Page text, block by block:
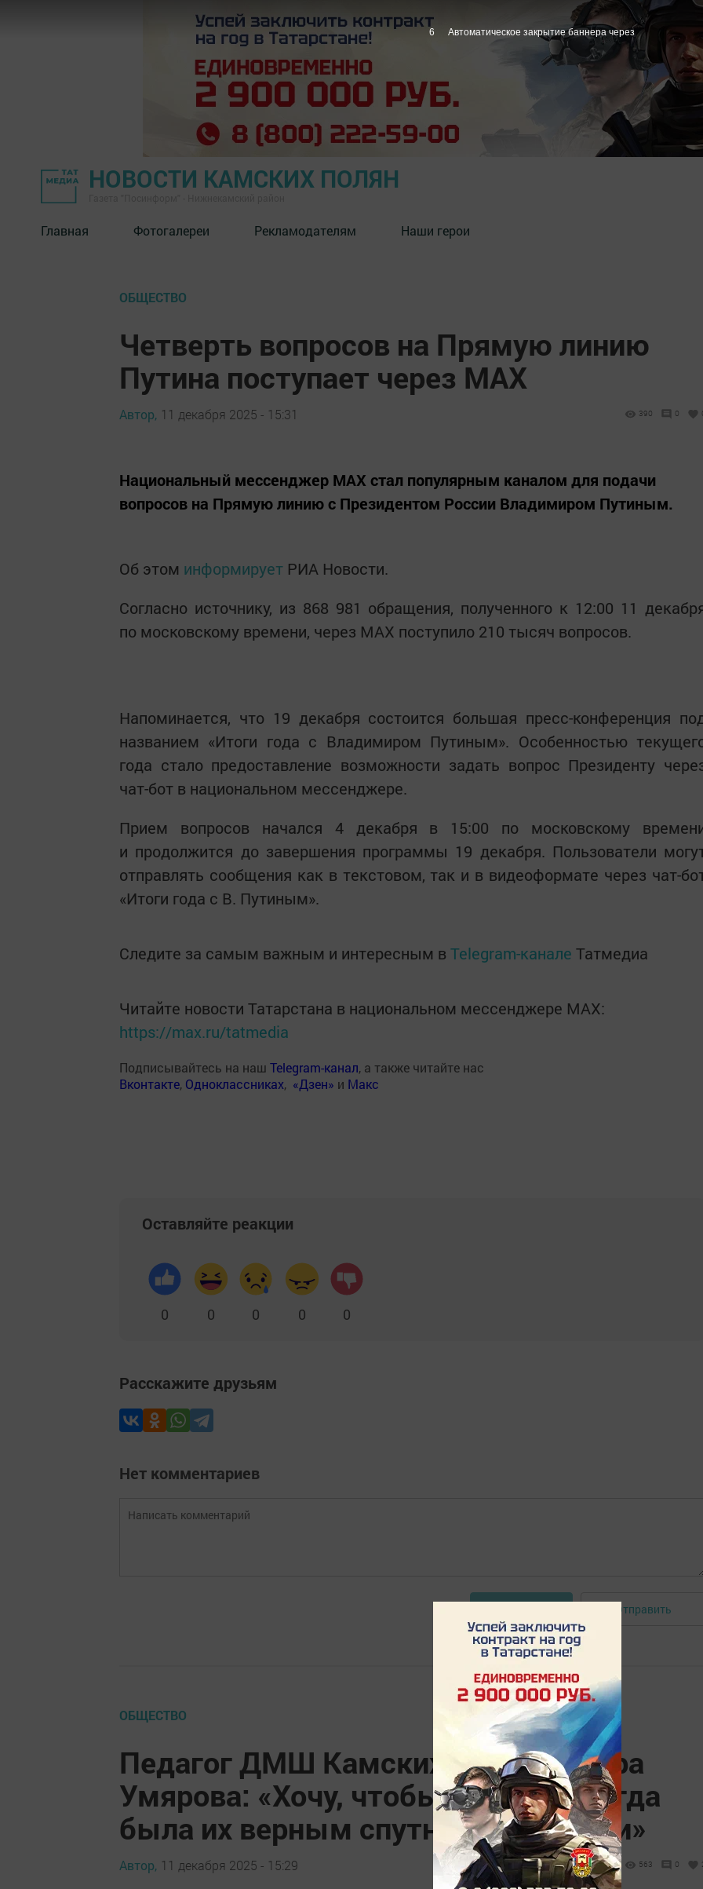
НОВОСТИ КАМСКИХ ПОЛЯН
Главная Фотогалереи Рекламодателям Наши герои
ОБЩЕСТВО
Четверть вопросов на Прямую линию
Путина поступает через MAX
Автор, 11 декабря 2025 - 15:31 390 0
Национальный мессенджер MAX стал популярным каналом для подачи
вопросов на Прямую линию с Президентом России Владимиром Путиным.
Об этом информирует РИА Новости.
Согласно источнику, из 868 981 обращения, полученного к 12:00 11
по московскому времени, через MАХ поступило 210 тысяч вопросов.
Напоминается, что 19 декабря состоится большая пресс-конференция
названием «Итоги года с Владимиром Путиным». Особенностью
года стало предоставление возможности задать вопрос Президенту
чат-бот в национальном мессенджере.
Прием вопросов начался 4 декабря в 15:00 по московскому
и продолжится до завершения программы 19 декабря. Пользователи
отправлять сообщения как в текстовом, так и в видеоформате через чат-
«Итоги года с В. Путиным».
Следите за самым важным и интересным в Telegram-канале Татмедиа
Читайте новости Татарстана в национальном мессенджере MАХ:
https://max.ru/tatmedia
Подписывайтесь на наш Telegram-канал, а также читайте нас
Вконтакте, Одноклассниках, «Дзен» и Макс
Оставляйте реакции
0 0 0 0 0
Расскажите друзьям
Нет комментариев
Отправить
ОБЩЕСТВО
Педагог ДМШ Камских Полян Венера
Умярова: «Хочу, чтобы музыка всегда
была их верным спутником в жизни»
Автор, 11 декабря 2025 - 15:29 563 0
5 Автоматическое закрытие баннера через